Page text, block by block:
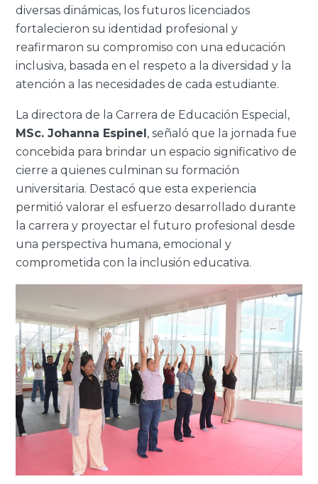
diversas dinámicas, los futuros licenciados
fortalecieron su identidad profesional y
reafirmaron su compromiso con una educación
inclusiva, basada en el respeto a la diversidad y la
atención a las necesidades de cada estudiante.
La directora de la Carrera de Educación Especial,
MSc. Johanna Espinel, señaló que la jornada fue
concebida para brindar un espacio significativo de
cierre a quienes culminan su formación
universitaria. Destacó que esta experiencia
permitió valorar el esfuerzo desarrollado durante
la carrera y proyectar el futuro profesional desde
una perspectiva humana, emocional y
comprometida con la inclusión educativa.